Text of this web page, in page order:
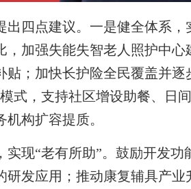
点建议。一是健全体系，
，加强失能失智老人照护中
贴；加快长护险全民覆盖并
式，支持社区增设助餐、日
构扩容提质。
“老有所助”。鼓励开发功
研发应用；推动康复辅具产